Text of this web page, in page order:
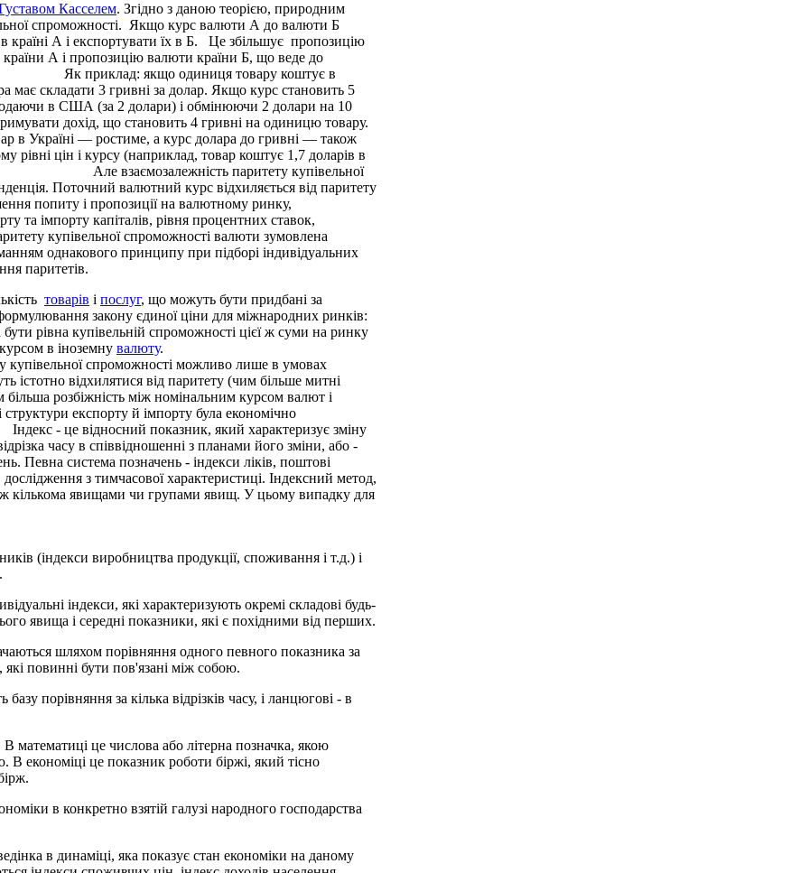
Касселем. Згідно з даною теорією, природним
спроможності. Якщо курс валюти А до валюти Б
країні А і експортувати їх в Б. Це збільшує пропозицію
А і пропозицію валюти країни Б, що веде до
Як приклад: якщо одиниця товару коштує в
складати 3 гривні за долар. Якщо курс становить 5
в США (за 2 долари) і обмінюючи 2 долари на 10
дохід, що становить 4 гривні на одиницю товару.
в Україні — ростиме, а курс долара до гривні — також
рівні цін і курсу (наприклад, товар коштує 1,7 доларів в
Але взаємозалежність паритету купівельної
Поточний валютний курс відхиляється від паритету
попиту і пропозиції на валютному ринку,
та імпорту капіталів, рівня процентних ставок,
купівельної спроможності валюти зумовлена
однакового принципу при підборі індивідуальних
паритетів.
товарів і послуг, що можуть бути придбані за
закону єдиної ціни для міжнародних ринків:
рівна купівельній спроможності цієї ж суми на ринку
в іноземну валюту.
спроможності можливо лише в умовах
істотно відхилятися від паритету (чим більше митні
розбіжність між номінальним курсом валют і
експорту й імпорту була економічно
який характеризує зміну
часу в співвідношенні з планами його зміни, або -
система позначень - індекси ліків, поштові
з тимчасової характеристиці. Індексний метод,
кількома явищами чи групами явищ. У цьому випадку для
(індекси виробництва продукції, споживання і т.д.) і
індекси, які характеризують окремі складові будь-
явища і середні показники, які є похідними від перших.
шляхом порівняння одного певного показника за
повинні бути пов'язані між собою.
порівняння за кілька відрізків часу, і ланцюгові - в
математиці це числова або літерна позначка, якою
економіці це показник роботи біржі, який тісно
в конкретно взятій галузі народного господарства
в динаміці, яка показує стан економіки на даному